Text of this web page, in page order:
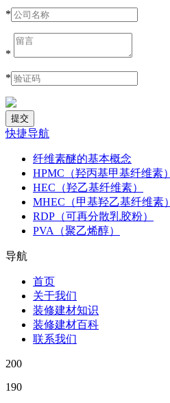
*
*
*
快捷导航
纤维素醚的基本概念
HPMC（羟丙基甲基纤维素）
HEC（羟乙基纤维素）
MHEC（甲基羟乙基纤维素）
RDP（可再分散乳胶粉）
PVA（聚乙烯醇）
导航
首页
关于我们
装修建材知识
装修建材百科
联系我们
200
190